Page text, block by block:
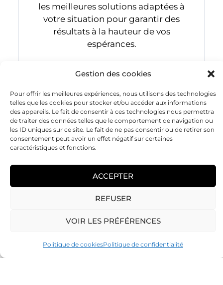
Gestion des cookies
Pour offrir les meilleures expériences, nous utilisons des technologies
telles que les cookies pour stocker et/ou accéder aux informations
des appareils. Le fait de consentir à ces technologies nous permettra
de traiter des données telles que le comportement de navigation ou
les ID uniques sur ce site. Le fait de ne pas consentir ou de retirer son
consentement peut avoir un effet négatif sur certaines
caractéristiques et fonctions.
ACCEPTER
REFUSER
VOIR LES PRÉFÉRENCES
Politique de cookiesPolitique de confidentialité
les meilleures solutions adaptées à
votre situation pour garantir des
résultats à la hauteur de vos
espérances.
respect des délais &
qualité d'exécution
exécution de haute qualité.
Vous pouvez compter sur notre
travaux réalisés avec soin et